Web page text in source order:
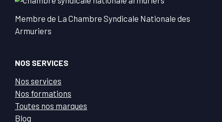
Membre de La Chambre Syndicale Nationale des
Armuriers
NOS SERVICES
Nos services
Nos formations
Toutes nos marques
Blog